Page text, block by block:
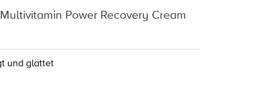
Power Recovery Cream
und glättet